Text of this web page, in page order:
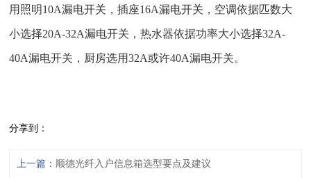
用照明10A漏电开关，插座16A漏电开关，空调依据匹数大
小选择20A-32A漏电开关，热水器依据功率大小选择32A-
40A漏电开关，厨房选用32A或许40A漏电开关。
分享到：
上一篇： 顺德光纤入户信息箱选型要点及建议